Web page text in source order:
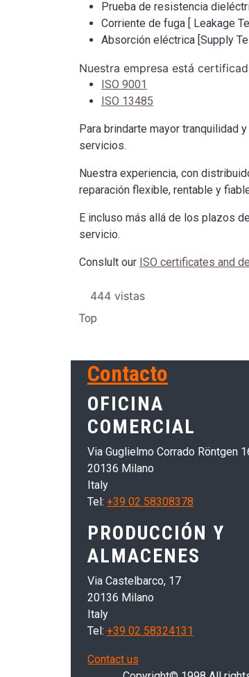
Prueba de resistencia
Corriente de fuga [ Leakage
Absorción eléctrica [Supply
Nuestra empresa está
ISO 9001
ISO 13485
Para brindarte mayor tranquilidad
servicios.
Nuestra experiencia, con
reparación flexible, rentable y
E incluso más allá de los plazos
servicio.
Conslult our ISO certificates and
444 vistas
Top
Contacto
OFICINA
COMERCIAL
Via Guglielmo Corrado Röntgen
20136 Milano
Italy
Tel: +39 02 58308378
PRODUCCIÓN Y
ALMACENES
Via Castelbarco, 17
20136 Milano
Italy
Tel: +39 02 58324131
Contact us